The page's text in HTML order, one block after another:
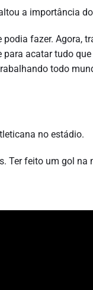
a importância
fazer. Agora,
acatar tudo
todo
no estádio.
Ter feito um gol na